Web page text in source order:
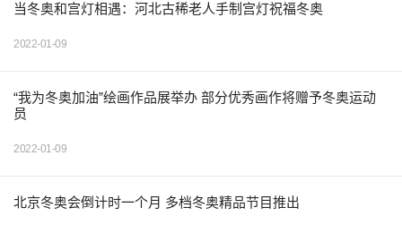
当冬奥和宫灯相遇：河北古稀老人手制宫灯祝福冬奥
2022-01-09
“我为冬奥加油”绘画作品展举办 部分优秀画作将赠予冬奥运动
员
2022-01-09
北京冬奥会倒计时一个月 多档冬奥精品节目推出